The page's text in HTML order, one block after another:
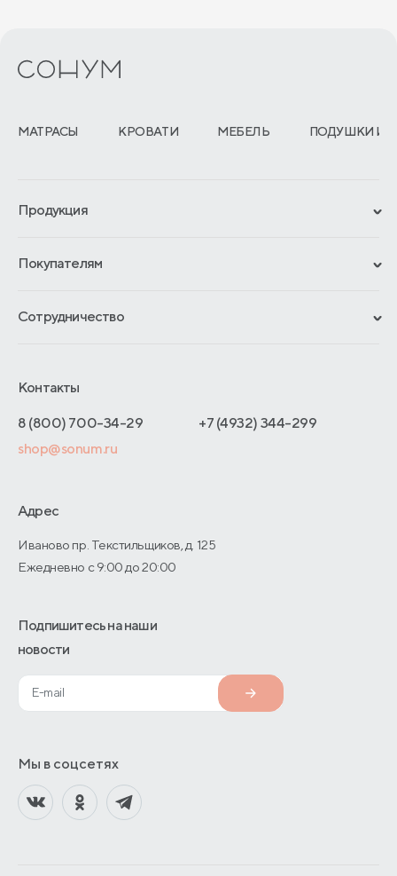
МАТРАСЫ КРОВАТИ МЕБЕЛЬ ПОДУШКИ И
Продукция
Гарантии
Отзывы покупателей
Покупателям
Обмен и возврат
Как оформить заказ
Адреса магазинов
Договор-оферты
Сотрудничество
Отельерам
Оптовые продажи
О производстве
Контакты
8 (800) 700-34-29
+7 (4932) 344-299
shop@sonum.ru
Адрес
Иваново пр. Текстильщиков, д. 125
Ежедневно с 9:00 до 20:00
Подпишитесь на наши
новости
Мы в соцсетях